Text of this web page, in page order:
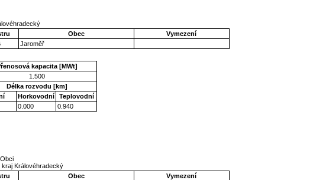
Obec
Vymezení
Jaroměř
kapacita [MWt]
1.500
Délka rozvodu [km]
Horkovodní
Teplovodní
0.000 0.940
Královéhradecký
Obec
Vymezení